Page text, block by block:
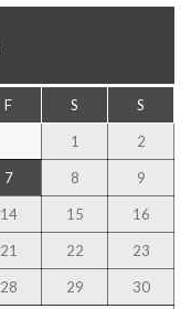
F S S
1 2
7 8 9
14 15 16
21 22 23
28 29 30